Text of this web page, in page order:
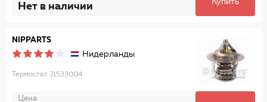
Нет в наличии Купить
NIPPARTS
Нидерланды
Термостат J1533004
Цена